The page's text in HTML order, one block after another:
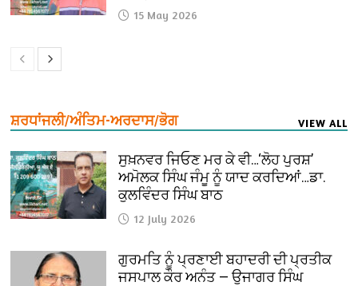
15 May 2026
ਸ਼ਰਧਾਂਜਲੀ/ਅੰਤਿਮ-ਅਰਦਾਸ/ਭੋਗ VIEW ALL
ਸੁਖ਼ਨਵਰ ਜਿਓਣ ਮਰ ਕੇ ਵੀ…‘ਲੋਹ ਪੁਰਸ਼’
ਅਮੋਲਕ ਸਿੰਘ ਜੰਮੂ ਨੂੰ ਯਾਦ ਕਰਦਿਆਂ…ਡਾ.
ਕੁਲਵਿੰਦਰ ਸਿੰਘ ਬਾਠ
12 July 2026
ਗੁਰਮਤਿ ਨੂੰ ਪ੍ਰਣਾਈ ਬਹਾਦਰੀ ਦੀ ਪ੍ਰਤੀਕ
ਜਸਪਾਲ ਕੌਰ ਅਨੰਤ — ਉਜਾਗਰ ਸਿੰਘ